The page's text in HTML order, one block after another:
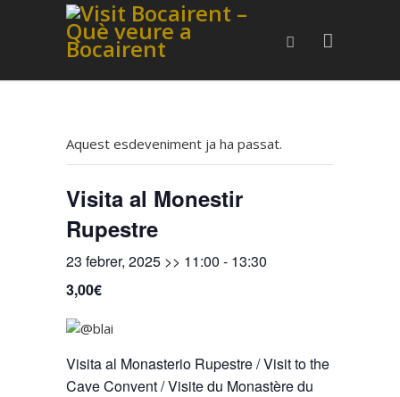
Aquest esdeveniment ja ha passat.
Visita al Monestir
Rupestre
23 febrer, 2025 >> 11:00 - 13:30
3,00€
Visita al Monasterio Rupestre / Visit to the
Cave Convent / Visite du Monastère du